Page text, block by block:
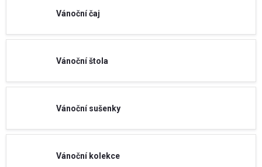
Vánoční čaj
Vánoční štola
Vánoční sušenky
Vánoční kolekce